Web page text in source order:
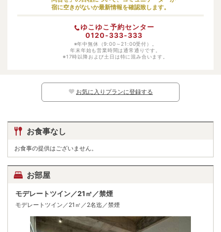
幼児（寝具・食事あり） 受け入れ不可
大人料金の70%
受け入れ不可
幼児（寝具・食事なし） 大人料金の50%
い日程ではお子様はご予約いただけません。
宿に空きがないか最新情報を確認致します。
ゆこゆこ予約センター
0120-333-333
※年中無休（9:00～21:00受付）。
年末年始も営業時間は通常通りです。
※17時以降および土日は特に混み合います。
お気に入りプランに登録する
お食事なし
お食事の提供はございません。
お部屋
モデレートツイン／21㎡／禁煙
モデレートツイン／21㎡／2名迄／禁煙